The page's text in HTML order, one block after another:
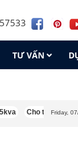
TƯ VẤN
Cho thuê máy phát
Friday,